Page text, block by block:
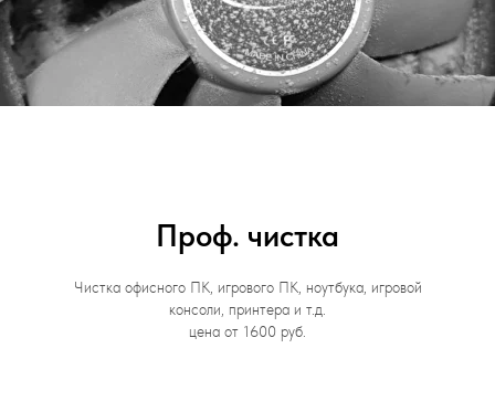
Проф. чистка
Чистка офисного ПК, игрового ПК, ноутбука, игровой
консоли, принтера и т.д.
цена от 1600 руб.